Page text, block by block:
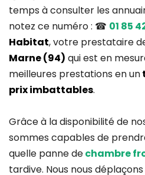
temps à consulter les
notez ce numéro : ☎ 01 85
Habitat, votre prestataire
Marne (94) qui est en
meilleures prestations en un
prix imbattables.
Grâce à la disponibilité de
sommes capables de
quelle panne dechambre
tardive. Nous nous